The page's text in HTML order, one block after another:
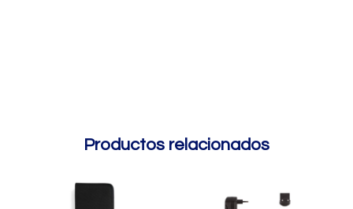
Productos relacionados